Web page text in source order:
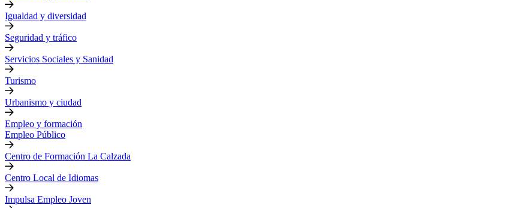
Igualdad y diversidad
Seguridad y tráfico
Servicios Sociales y Sanidad
Turismo
Urbanismo y ciudad
Empleo y formación
Empleo Público
Centro de Formación La Calzada
Centro Local de Idiomas
Impulsa Empleo Joven